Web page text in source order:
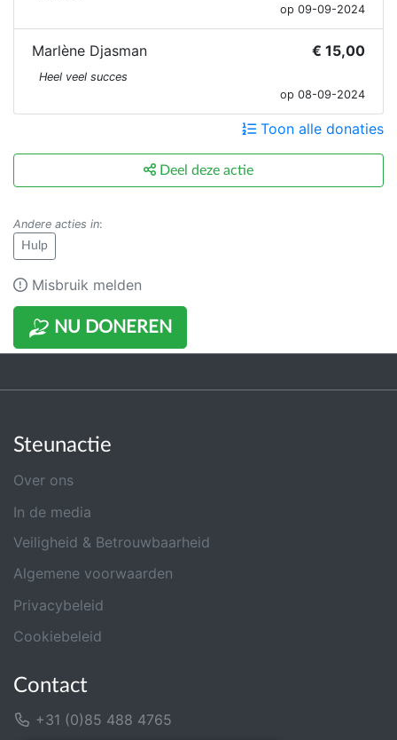
NU DONEREN
op 09-09-2024
Marlène Djasman € 15,00
Heel veel succes
op 08-09-2024
Toon alle donaties
Deel deze actie
Andere acties in:
Hulp
Misbruik melden
Steunactie
Over ons
In de media
Veiligheid & Betrouwbaarheid
Algemene voorwaarden
Privacybeleid
Cookiebeleid
Contact
+31 (0)85 488 4765